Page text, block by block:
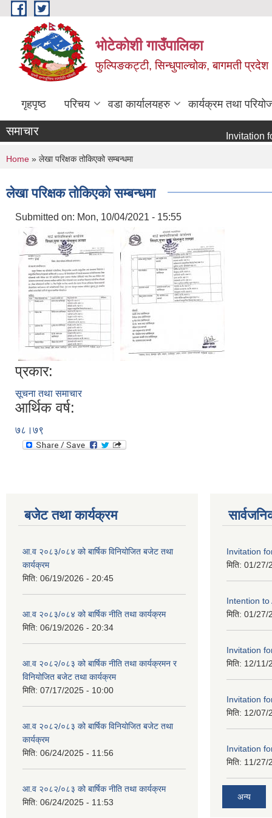
Skip to main content
भोटेकोशी गाउँपालिका
फुल्पिङकट्टी, सिन्धुपाल्चोक, बागमती
गृहपृष्ठ परिचय वडा कार्यालयहरु कार्यक्रम तथा
समाचार Invitation for E-
You are here
Home » लेखा परिक्षक तोकिएको सम्बन्धमा
लेखा परिक्षक तोकिएको सम्बन्धमा
Submitted on: Mon, 10/04/2021 - 15:55
प्रकार:
सूचना तथा समाचार
आर्थिक वर्ष:
७८।७९
बजेट तथा कार्यक्रम
आ.व २०८३/०८४ को बार्षिक विनियोजित बजेट तथा
कार्यक्रम
मिति: 06/19/2026 - 20:45
आ.व २०८३/०८४ को बार्षिक नीति तथा कार्यक्रम
मिति: 06/19/2026 - 20:34
आ.व २०८२/०८३ को बार्षिक नीति तथा कार्यक्रमन र
विनियोजित बजेट तथा कार्यक्रम
मिति: 07/17/2025 - 10:00
आ.व २०८२/०८३ को बार्षिक विनियोजित बजेट तथा
कार्यक्रम
मिति: 06/24/2025 - 11:56
आ.व २०८२/०८३ को बार्षिक नीति तथा कार्यक्रम
मिति: 06/24/2025 - 11:53
Invitation
मिति: 01/27/
Intention to
मिति: 01/27/
Invitation
मिति: 12/11/
Invitation
मिति: 12/07/
Invitation
मिति: 11/27/
अन्य